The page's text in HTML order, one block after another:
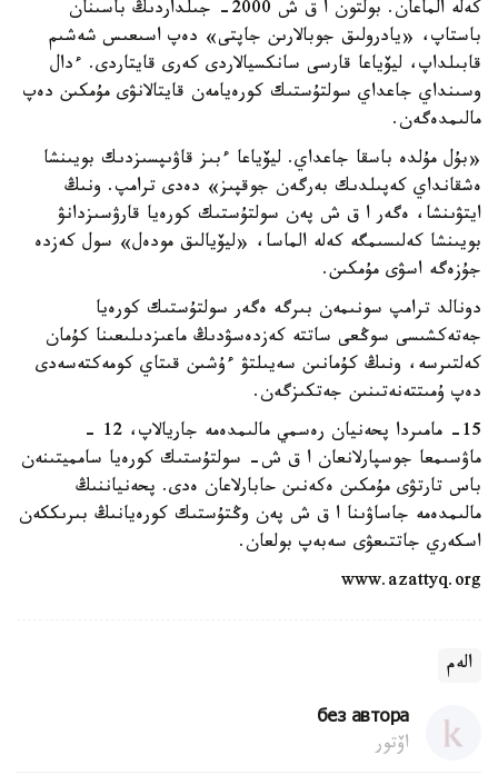
كەلە الماعان. بولتون ا ق ش 2000- جىلداردىڭ باسىنان
باستاپ، «يادرولىق جوبالارىن جاپتى» دەپ اسىعىس شەشىم
قابىلداپ، ليۆياعا قارسى سانكسيالاردى كەرى قايتاردى. ءدال
وسىنداي جاعداي سولتۇستىك كورەيامەن قايتالانۋى مۇمكىن دەپ
مالىمدەگەن.
«بۇل مۇلدە باسقا جاعداي. ليۆياعا ءبىز قاۋىپسىزدىك بويىنشا
ەشقانداي كەپىلدىك بەرگەن جوقپىز» دەدى ترامپ. ونىڭ
ايتۋىنشا، ەگەر ا ق ش پەن سولتۇستىك كورەيا قارۋسىزدانۋ
بويىنشا كەلىسىمگە كەلە الماسا، «ليۆيالىق مودەل» سول كەزدە
جۇزەگە اسۋى مۇمكىن.
دونالد ترامپ سونىمەن بىرگە ەگەر سولتۇستىك كورەيا
جەتەكشىسى سوڭعى ساتتە كەزدەسۋدىڭ ماعىزدىلىعىنا كۇمان
كەلتىرسە، ونىڭ كۇمانىن سەيىلتۋ ءۇشىن قىتاي كومەكتەسەدى
دەپ ۇمىتتەنەتىنىن جەتكىزگەن.
15- مامىردا پحەنيان رەسمي مالىمدەمە جاريالاپ، 12 -
ماۋسىمعا جوسپارلانعان ا ق ش- سولتۇستىك كورەيا سامميتىنەن
باس تارتۋى مۇمكىن ەكەنىن حابارلاعان ەدى. پحەنياننىڭ
مالىمدەمە جاساۋىنا ا ق ش پەن وڭتۇستىك كورەيانىڭ بىرىككەن
اسكەري جاتتىعۋى سەبەپ بولعان.
www.azattyq.org
الەم
без автора
اۆتور